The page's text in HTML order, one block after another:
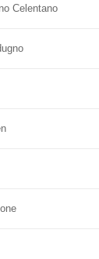
Celentano